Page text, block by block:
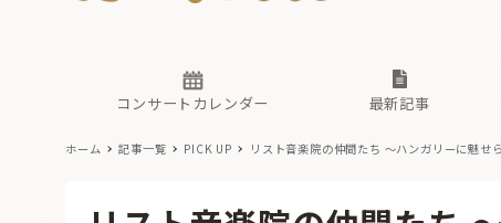
コンサートカレンダー 最新記事
現場のプ
ホーム 記事一覧 PICK UP リスト音楽院の仲間たち 〜ハンガリーに魅せ